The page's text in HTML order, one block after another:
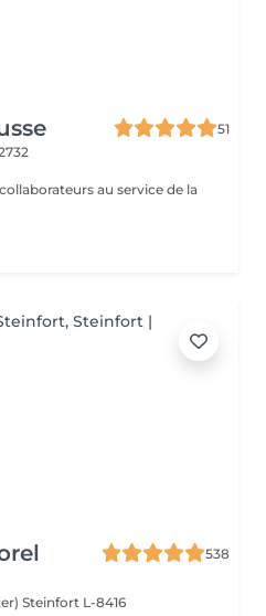
51
au service de la
538
Steinfort L-8416